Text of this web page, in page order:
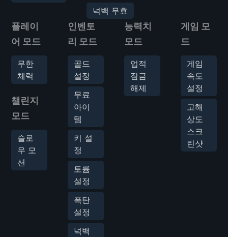
넉백 무효
플레이
어 모드
무한
체력
챌린지
모드
슬로
우 모
션
인벤토
리 모드
골드
설정
무료
아이
템
키 설
정
토륨
설정
폭탄
설정
넉백
능력치
모드
업적
잠금
해제
게임 모
드
게임
속도
설정
고해
상도
스크
린샷